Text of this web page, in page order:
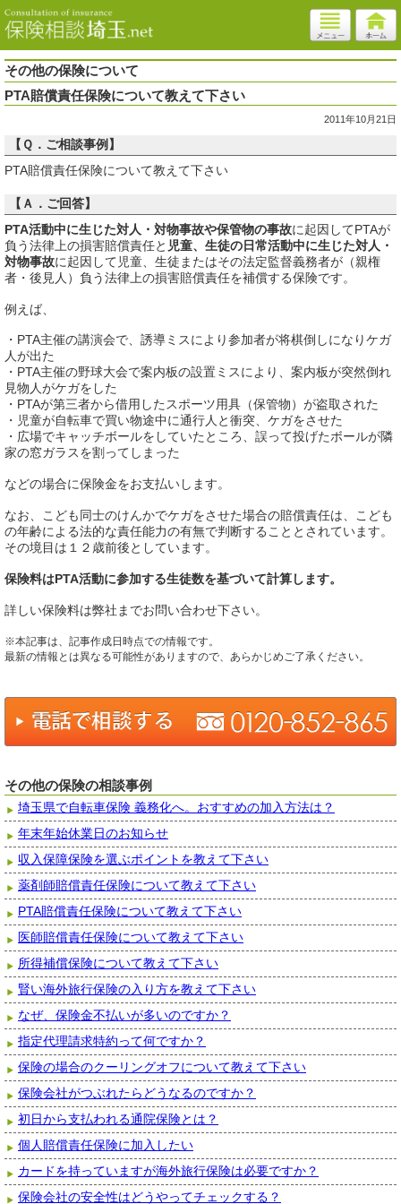
その他の保険について
PTA賠償責任保険について教えて下さい
2011年10月21日
【Ｑ．ご相談事例】
PTA賠償責任保険について教えて下さい
【Ａ．ご回答】
PTA活動中に生じた対人・対物事故や保管物の事故に起因してPTAが
負う法律上の損害賠償責任と 児童、生徒の日常活動中に生じた対人・
対物事故に起因して児童、生徒またはその法定監督義務者が（親権
者・後見人）負う法律上の損害賠償責任を補償する保険です。
例えば、
・PTA主催の講演会で、誘導ミスにより参加者が将棋倒しになりケガ
人が出た
・PTA主催の野球大会で案内板の設置ミスにより、案内板が突然倒れ
見物人がケガをした
・PTAが第三者から借用したスポーツ用具（保管物）が盗取された
・児童が自転車で買い物途中に通行人と衝突、ケガをさせた
・広場でキャッチボールをしていたところ、誤って投げたボールが隣
家の窓ガラスを割ってしまった
などの場合に保険金をお支払いします。
なお、こども同士のけんかでケガをさせた場合の賠償責任は、こども
の年齢による法的な責任能力の有無で判断することとされています。
その境目は１２歳前後としています。
保険料はPTA活動に参加する生徒数を基づいて計算します。
詳しい保険料は弊社までお問い合わせ下さい。
※本記事は、記事作成日時点での情報です。
最新の情報とは異なる可能性がありますので、あらかじめご了承ください。
その他の保険の相談事例
埼玉県で自転車保険 義務化へ。おすすめの加入方法は？
年末年始休業日のお知らせ
収入保障保険を選ぶポイントを教えて下さい
薬剤師賠償責任保険について教えて下さい
PTA賠償責任保険について教えて下さい
医師賠償責任保険について教えて下さい
所得補償保険について教えて下さい
賢い海外旅行保険の入り方を教えて下さい
なぜ、保険金不払いが多いのですか？
指定代理請求特約って何ですか？
保険の場合のクーリングオフについて教えて下さい
保険会社がつぶれたらどうなるのですか？
初日から支払われる通院保険とは？
個人賠償責任保険に加入したい
カードを持っていますが海外旅行保険は必要ですか？
保険会社の安全性はどうやってチェックする？